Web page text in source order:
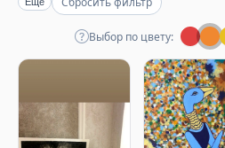
Выбор по цвету: